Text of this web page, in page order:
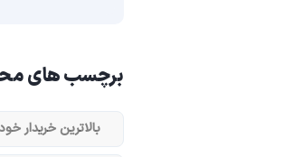
برچسب های
بالاترین خریدار